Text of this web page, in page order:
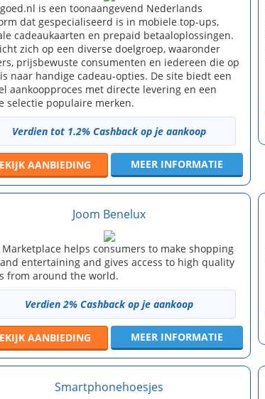
is een toonaangevend Nederlands
dat gespecialiseerd is in mobiele top-ups,
cadeaukaarten en prepaid betaaloplossingen.
zich op een diverse doelgroep, waaronder
prijsbewuste consumenten en iedereen die op
naar handige cadeau-opties. De site biedt een
aankoopproces met directe levering en een
selectie populaire merken.
Verdien tot 1.2% Cashback op je aankoop
AANBIEDING MEER INFORMATIE
Joom Benelux
Marketplace helps consumers to make shopping
entertaining and gives access to high quality
from around the world.
Verdien 2% Cashback op je aankoop
AANBIEDING MEER INFORMATIE
Smartphonehoesjes